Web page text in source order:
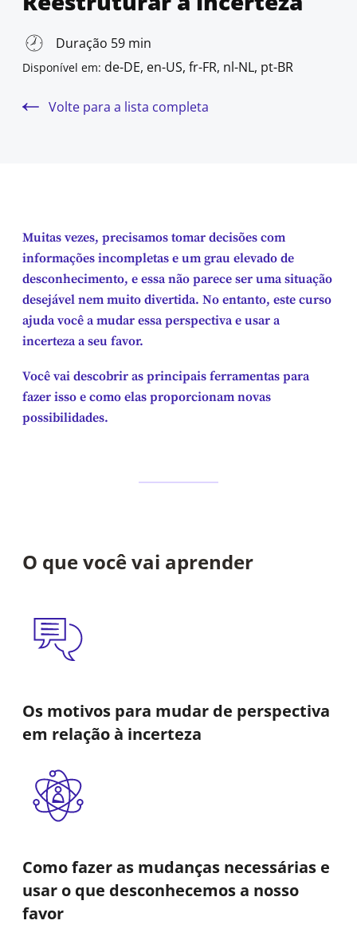
Duração 59 min
Disponível em: de-DE, en-US, fr-FR, nl-NL, pt-BR
Volte para a lista completa
Muitas vezes, precisamos tomar decisões com
informações incompletas e um grau elevado de
desconhecimento, e essa não parece ser uma situação
desejável nem muito divertida. No entanto, este curso
ajuda você a mudar essa perspectiva e usar a
incerteza a seu favor.
Você vai descobrir as principais ferramentas para
fazer isso e como elas proporcionam novas
possibilidades.
O que você vai aprender
Os motivos para mudar de perspectiva
em relação à incerteza
Como fazer as mudanças necessárias e
usar o que desconhecemos a nosso
favor